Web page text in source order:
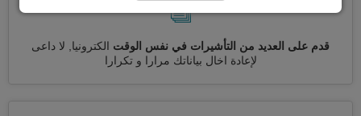
قدم على العديد من التأشيرات في نفس الوقت الكترونيا, لا داعى
لإعادة اخال بياناتك مرارا و تكرارا